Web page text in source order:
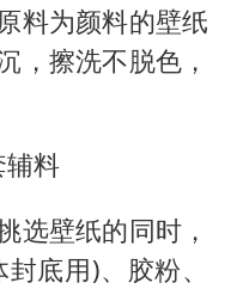
料为颜料的壁纸
，擦洗不脱色，
辅料
选壁纸的同时，
底用)、胶粉、